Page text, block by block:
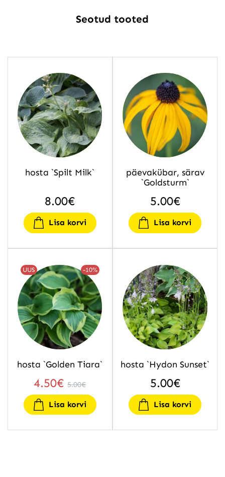
Seotud tooted
hosta `Spilt Milk`
8.00€
Lisa korvi
päevakübar, särav
`Goldsturm`
5.00€
Lisa korvi
UUS -10%
hosta `Golden Tiara`
5.00€
4.50€
Lisa korvi
hosta `Hydon Sunset`
5.00€
Lisa korvi